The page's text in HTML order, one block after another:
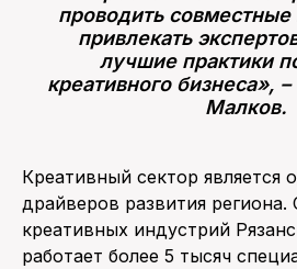
проводить
привлекать
лучшие практики
креативного бизнеса»,
Малков.
Креативный сектор является
драйверов развития региона.
креативных индустрий
работает более 5 тысяч